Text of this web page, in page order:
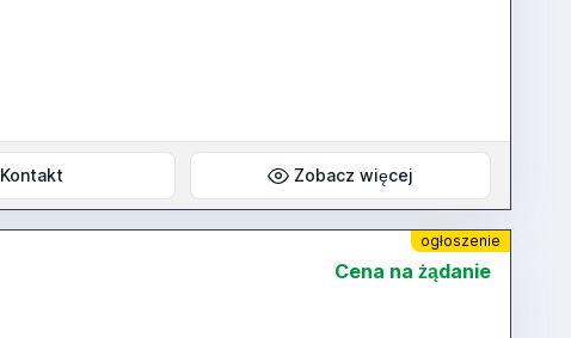
Kontakt Zobacz więcej
ogłoszenie
Cena na żądanie